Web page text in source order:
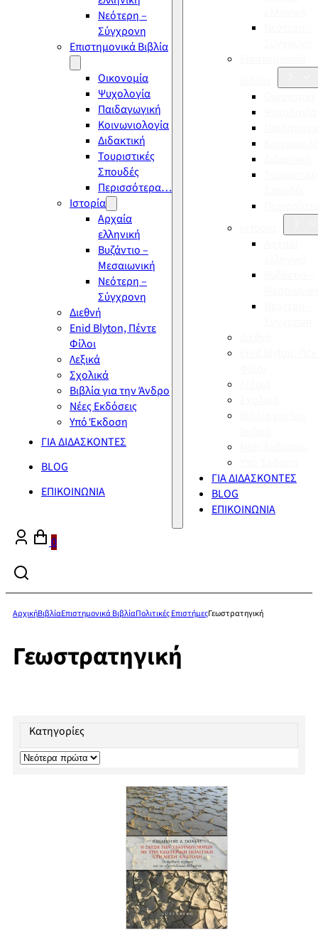
Νεότερη –
Σύγχρονη
Επιστημονικά Βιβλία
Οικονομία
Ψυχολογία
Παιδαγωγική
Κοινωνιολογία
Διδακτική
Τουριστικές
Σπουδές
Περισσότερα…
Ιστορία
Αρχαία
ελληνική
Βυζάντιο –
Μεσαιωνική
Νεότερη –
Σύγχρονη
Διεθνή
Enid Blyton, Πέντε
Φίλοι
Λεξικά
Σχολικά
Βιβλία για την Άνδρο
Νέες Εκδόσεις
Υπό Έκδοση
ΓΙΑ ΔΙΔΑΣΚΟΝΤΕΣ
BLOG
ΕΠΙΚΟΙΝΩΝΙΑ
ΓΙΑ ΔΙΔΑΣΚΟΝΤΕΣ
BLOG
ΕΠΙΚΟΙΝΩΝΙΑ
0
ΑρχικήΒιβλίαΕπιστημονικά ΒιβλίαΠολιτικές ΕπιστήμεςΓεωστρατηγική
Γεωστρατηγική
Κατηγορίες